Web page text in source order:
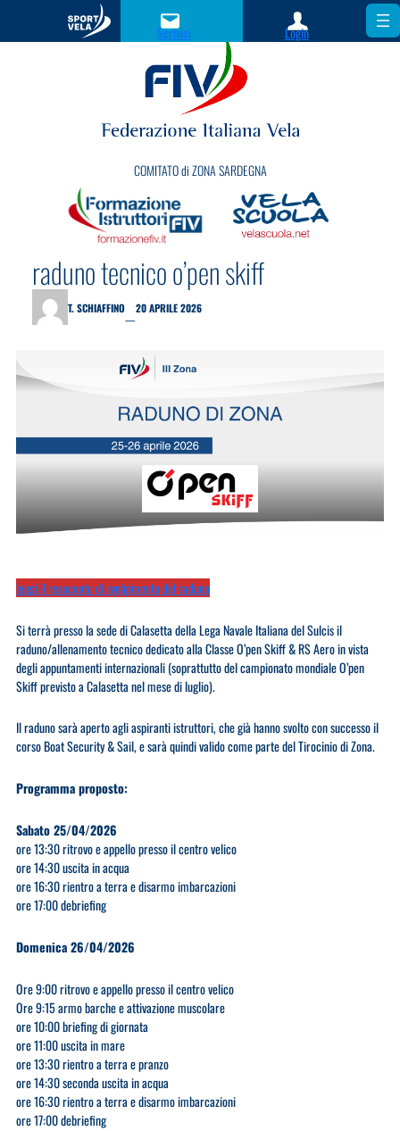
Scrivici
Login
COMITATO di ZONA SARDEGNA
raduno tecnico o’pen skiff
T. SCHIAFFINO
—
20 APRILE 2026
leggi il resoconto di svolgimento del raduno
Si terrà presso la sede di Calasetta della Lega Navale Italiana del Sulcis il
raduno/allenamento tecnico dedicato alla Classe O’pen Skiff & RS Aero in vista
degli appuntamenti internazionali (soprattutto del campionato mondiale O’pen
Skiff previsto a Calasetta nel mese di luglio).
Il raduno sarà aperto agli aspiranti istruttori, che già hanno svolto con successo il
corso Boat Security & Sail, e sarà quindi valido come parte del Tirocinio di Zona.
Programma proposto:
Sabato 25/04/2026
ore 13:30 ritrovo e appello presso il centro velico
ore 14:30 uscita in acqua
ore 16:30 rientro a terra e disarmo imbarcazioni
ore 17:00 debriefing
Domenica 26/04/2026
Ore 9:00 ritrovo e appello presso il centro velico
Ore 9:15 armo barche e attivazione muscolare
ore 10:00 briefing di giornata
ore 11:00 uscita in mare
ore 13:30 rientro a terra e pranzo
ore 14:30 seconda uscita in acqua
ore 16:30 rientro a terra e disarmo imbarcazioni
ore 17:00 debriefing